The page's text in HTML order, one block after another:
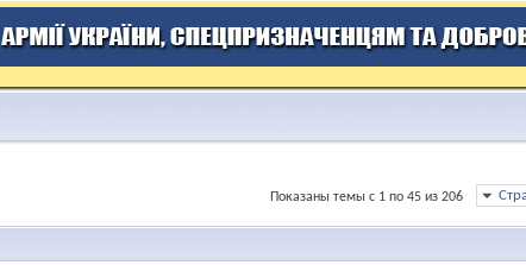
Показаны темы с 1 по 45 из 206